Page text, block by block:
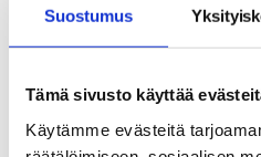
Suostumus
Tämä sivusto käyttää
Käytämme evästeitä
Mitä
jarrunestettä
ajoissa?